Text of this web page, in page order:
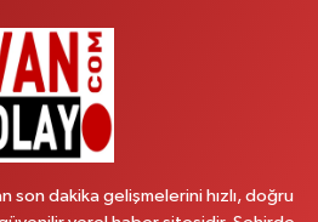
OKYANUS GİYİM YANI NO:1
Tarifi Al
son dakika gelişmelerini hızlı, doğru